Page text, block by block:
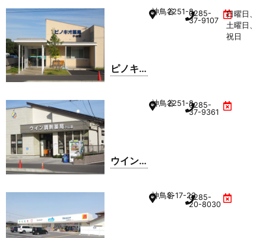
ピノキ
神鳥谷2251-80285-
37-9107
日曜日、
土曜日、
祝日
ウイン
神鳥谷2251-80285-
37-9361
神鳥谷5-17-230285-
20-8030